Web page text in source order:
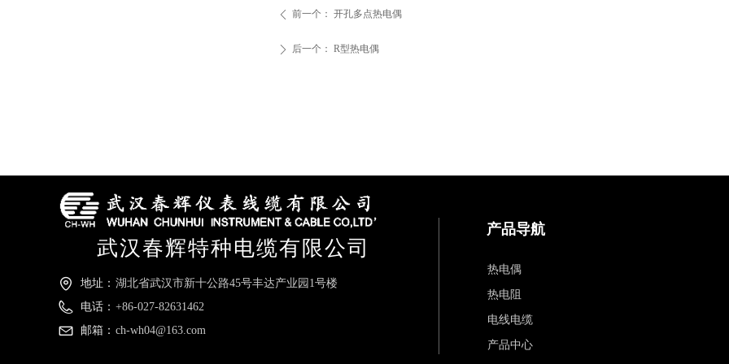
ꄴ 前一个： 开孔多点热电偶
ꄲ 后一个： R型热电偶
地址： 湖北省武汉市新十公路45号丰达产业园1号楼
电话： +86-027-82631462
邮箱： ch-wh04@163.com
武汉春辉特种电缆有限公司
热电偶
热电阻
电线电缆
产品中心
产品导航